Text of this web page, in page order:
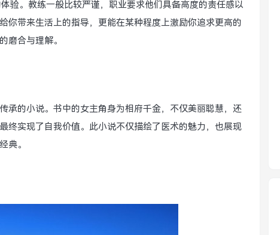
验。教练一般比较严谨，职业要求他们具备高度的责任感以
你带来生活上的指导，更能在某种程度上激励你追求更高的
磨合与理解。
承的小说。书中的女主角身为相府千金，不仅美丽聪慧，还
终实现了自我价值。此小说不仅描绘了医术的魅力，也展现
典。